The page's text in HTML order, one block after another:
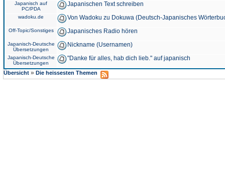
Japanisch auf
PC/PDA
Japanischen Text schreiben
wadoku.de Von Wadoku zu Dokuwa (Deutsch-Japanisches
Off-Topic/Sonstiges Japanisches Radio hören
Japanisch-Deutsche
Übersetzungen
Nickname (Usernamen)
Japanisch-Deutsche
Übersetzungen
"Danke für alles, hab dich lieb." auf japanisch
Übersicht » Die heissesten Themen